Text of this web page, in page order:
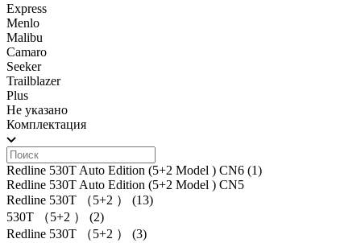
Express
Menlo
Malibu
Camaro
Seeker
Trailblazer
Plus
Не указано
Комплектация
Redline 530T Auto Edition (5+2 Model ) CN6 (1)
Redline 530T Auto Edition (5+2 Model ) CN5
Redline 530T （5+2 ） (13)
530T （5+2 ） (2)
Redline 530T （5+2 ） (3)